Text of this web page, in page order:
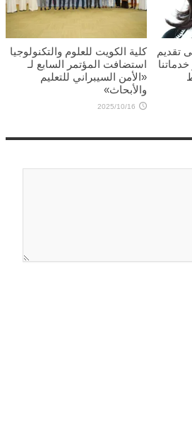
تقديم
كلية الكويت للعلوم والتكنولوجيا
استضافت المؤتمر السابع لـ
«الأمن السيبراني للتعليم
والأبحاث»
2025/10/16